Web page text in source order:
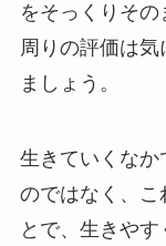
をそっくりその
周りの評価は
ましょう。
生きていくなか
のではなく、こ
とで、生きやす